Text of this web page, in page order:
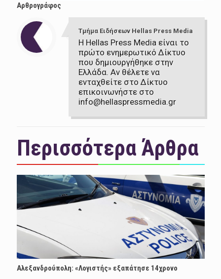
Αρθρογράφος
Τμήμα Ειδήσεων Hellas Press Media
Η Hellas Press Media είναι το
πρώτο ενημερωτικό Δίκτυο
που δημιουργήθηκε στην
Ελλάδα. Αν θέλετε να
ενταχθείτε στο Δίκτυο
επικοινωνήστε στο
info@hellaspressmedia.gr
Περισσότερα Άρθρα
Αλεξανδρούπολη: «Λογιστής» εξαπάτησε 14χρονο